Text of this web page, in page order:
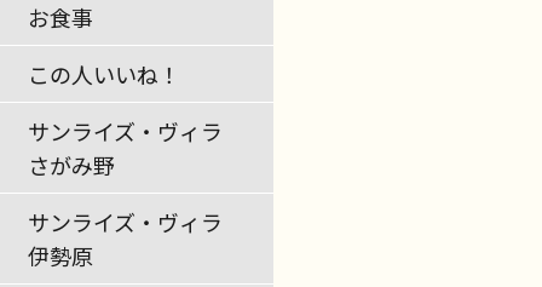
お食事
この人いいね！
サンライズ・ヴィラ
さがみ野
サンライズ・ヴィラ
伊勢原